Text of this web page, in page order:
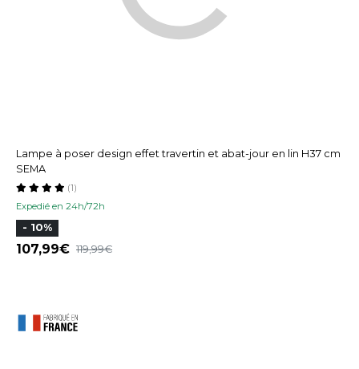
Lampe à poser design effet travertin et abat-jour en lin H37 cm
SEMA
Expedié en 24h/72h
(1)
- 10%
107,99 119,99